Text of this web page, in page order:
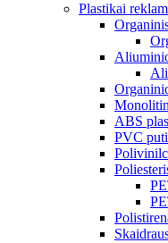
Plastikai
ABS
PVC